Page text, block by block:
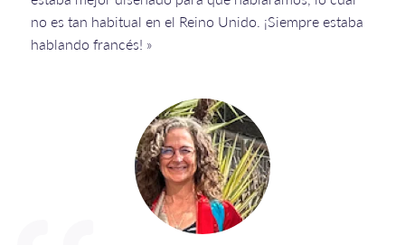
no es tan habitual en el Reino Unido. ¡Siempre estaba
hablando francés! »